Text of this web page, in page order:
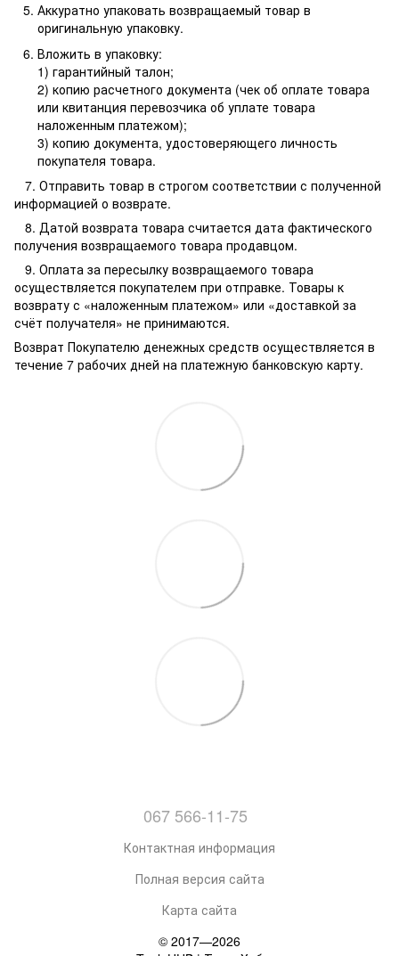
Аккуратно упаковать возвращаемый товар в
оригинальную упаковку.
Вложить в упаковку:
1) гарантийный талон;
2) копию расчетного документа (чек об оплате товара
или квитанция перевозчика об уплате товара
наложенным платежом);
3) копию документа, удостоверяющего личность
покупателя товара.
7. Отправить товар в строгом соответствии с полученной
информацией о возврате.
8. Датой возврата товара считается дата фактического
получения возвращаемого товара продавцом.
9. Оплата за пересылку возвращаемого товара
осуществляется покупателем при отправке. Товары к
возврату с «наложенным платежом» или «доставкой за
счёт получателя» не принимаются.
Возврат Покупателю денежных средств осуществляется в
течение 7 рабочих дней на платежную банковскую карту.
067 566-11-75
Контактная информация
Полная версия сайта
Карта сайта
© 2017—2026